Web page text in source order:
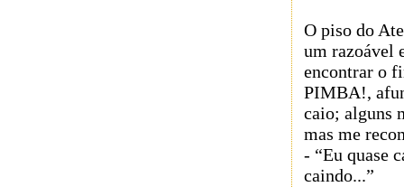
O piso do
um razoável
encontrar o
PIMBA!,
caio; alguns
mas me
- “Eu quase
caindo...”